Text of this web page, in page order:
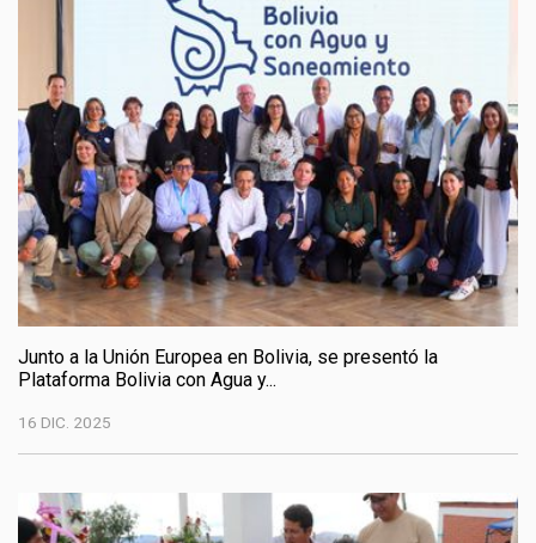
Junto a la Unión Europea en Bolivia, se presentó la
Plataforma Bolivia con Agua y...
16 DIC. 2025